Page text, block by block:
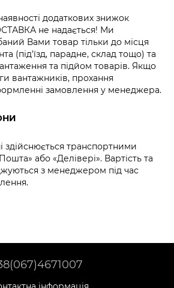
додаткових знижок
не надається! Ми
Вами товар тільки до місця
(під'їзд, парадне, склад тощо) та
та підйом товарів. Якщо
вантажників, прохання
замовлення у менеджера.
здійснюється транспортними
або «Делівері». Вартість та
з менеджером під час